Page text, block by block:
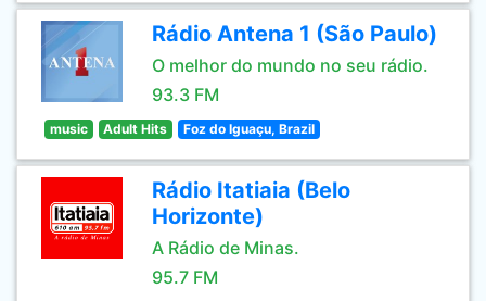
Rádio Antena 1 (São Paulo)
O melhor do mundo no seu rádio.
93.3 FM
music Adult Hits Foz do Iguaçu, Brazil
Rádio Itatiaia (Belo
Horizonte)
A Rádio de Minas.
95.7 FM